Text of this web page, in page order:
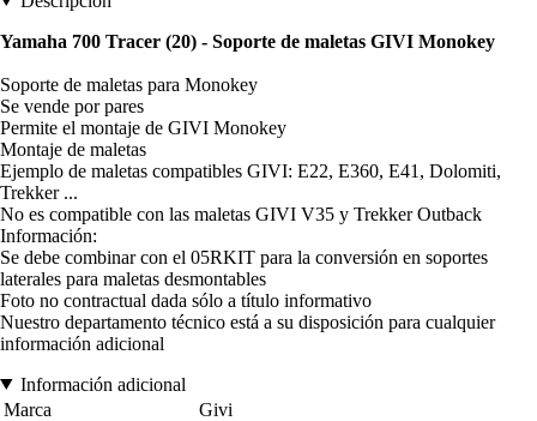
Yamaha 700 Tracer (20) - Soporte de maletas GIVI Monokey
Soporte de maletas para Monokey
Se vende por pares
Permite el montaje de GIVI Monokey
Montaje de maletas
Ejemplo de maletas compatibles GIVI: E22, E360, E41, Dolomiti,
Trekker ...
No es compatible con las maletas GIVI V35 y Trekker Outback
Información:
Se debe combinar con el 05RKIT para la conversión en soportes
laterales para maletas desmontables
Foto no contractual dada sólo a título informativo
Nuestro departamento técnico está a su disposición para cualquier
información adicional
Información adicional
Marca
Givi